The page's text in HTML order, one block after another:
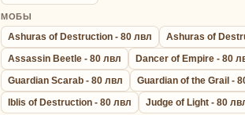
МОБЫ
Ashuras of Destruction - 80 лвл
Ashuras of
Assassin Beetle - 80 лвл
Dancer of Empire - 80
Guardian Scarab - 80 лвл
Guardian of the Grail -
Iblis of Destruction - 80 лвл
Judge of Light - 80